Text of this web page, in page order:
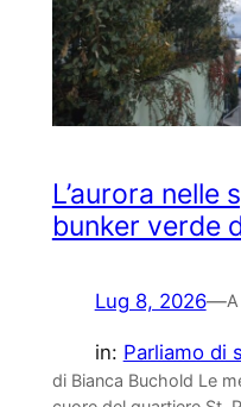
L’aurora nelle
bunker verde
Lug 8, 2026—
in: Parliamo di
di Bianca Buchold Le